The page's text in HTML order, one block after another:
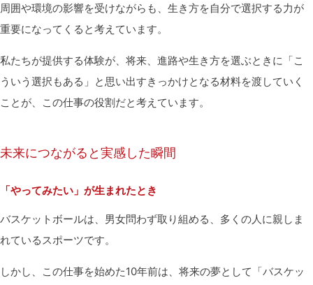
周囲や環境の影響を受けながらも、生き方を自分で選択する力が
重要になってくると考えています。
私たちが提供する体験が、将来、進路や生き方を選ぶときに「こ
ういう選択もある」と思い出すきっかけとなる材料を渡していく
ことが、この仕事の役割だと考えています。
未来につながると実感した瞬間
「やってみたい」が生まれたとき
バスケットボールは、男女問わず取り組める、多くの人に親しま
れているスポーツです。
しかし、この仕事を始めた10年前は、将来の夢として「バスケッ